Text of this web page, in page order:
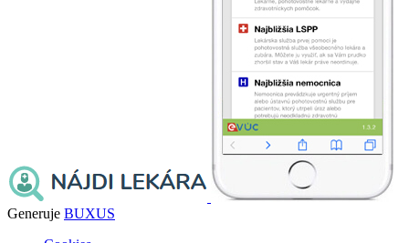
Generuje BUXUS